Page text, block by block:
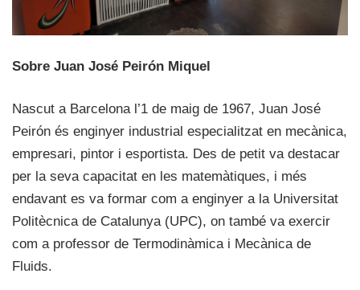
Sobre Juan José Peirón Miquel
Nascut a Barcelona l’1 de maig de 1967, Juan José
Peirón és enginyer industrial especialitzat en mecànica,
empresari, pintor i esportista. Des de petit va destacar
per la seva capacitat en les matemàtiques, i més
endavant es va formar com a enginyer a la Universitat
Politècnica de Catalunya (UPC), on també va exercir
com a professor de Termodinàmica i Mecànica de
Fluids.